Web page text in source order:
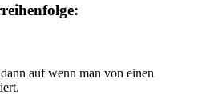
auf wenn man von einen